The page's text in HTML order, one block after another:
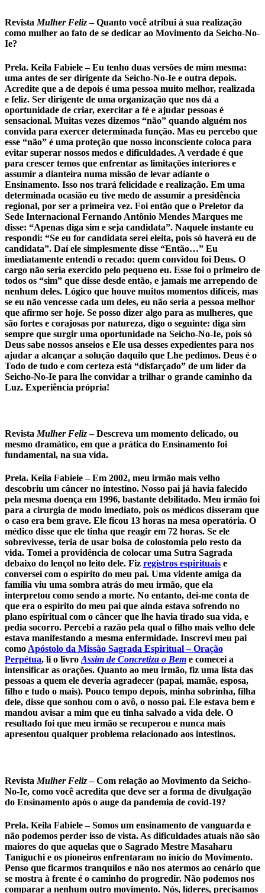
RevistaMulher Feliz–Quanto você atribui à sua realização
como mulher ao fato de se dedicar ao Movimento da Seicho-No-
Ie?
Prela. Keila Fabiele –Eu tenho duas versões de mim mesma:
uma antes de ser dirigente da Seicho-No-Ie e outra depois.
Acredite que a de depois é uma pessoa muito melhor, realizada
e feliz. Ser dirigente de uma organização que nos dá a
oportunidade de criar, exercitar a fé e ajudar pessoas é
sensacional. Muitas vezes dizemos “não” quando alguém nos
convida para exercer determinada função. Mas eu percebo que
esse “não” é uma proteção que nosso inconsciente coloca para
evitar superar nossos medos e dificuldades. A verdade é que
para crescer temos que enfrentar as limitações interiores e
assumir a dianteira numa missão de levar adiante o
Ensinamento. Isso nos trará felicidade e realização. Em uma
determinada ocasião eu tive medo de assumir a presidência
regional, por ser a primeira vez. Foi então que o Preletor da
Sede Internacional Fernando Antônio Mendes Marques me
disse: “Apenas diga sim e seja candidata”. Naquele instante eu
respondi: “Se eu for candidata serei eleita, pois só haverá eu de
candidata”. Daí ele simplesmente disse “Então…” Eu
imediatamente entendi o recado: quem convidou foi Deus. O
cargo não seria exercido pelo pequeno eu. Esse foi o primeiro de
todos os “sim” que disse desde então, e jamais me arrependo de
nenhum deles. Lógico que houve muitos momentos difíceis, mas
se eu não vencesse cada um deles, eu não seria a pessoa melhor
que afirmo ser hoje. Se posso dizer algo para as mulheres, que
são fortes e corajosas por natureza, digo o seguinte: diga sim
sempre que surgir uma oportunidade na Seicho-No-Ie, pois só
Deus sabe nossos anseios e Ele usa desses expedientes para nos
ajudar a alcançar a solução daquilo que Lhe pedimos. Deus é o
Todo de tudo e com certeza está “disfarçado” de um líder da
Seicho-No-Ie para lhe convidar a trilhar o grande caminho da
Luz. Experiência própria!
Revista Mulher Feliz–Descreva um momento delicado, ou
mesmo dramático, em que a prática do Ensinamento foi
fundamental, na sua vida.
Prela. Keila Fabiele –Em 2002, meu irmão mais velho
descobriu um câncer no intestino. Nosso pai já havia falecido
pela mesma doença em 1996, bastante debilitado. Meu irmão foi
para a cirurgia de modo imediato, pois os médicos disseram que
o caso era bem grave. Ele ficou 13 horas na mesa operatória. O
médico disse que ele tinha que reagir em 72 horas. Se ele
sobrevivesse, teria de usar bolsa de colostomia pelo resto da
vida. Tomei a providência de colocar uma Sutra Sagrada
debaixo do lençol no leito dele. Fiz registros espirituais e
conversei com o espírito do meu pai. Uma vidente amiga da
família viu uma sombra atrás do meu irmão, que ela
interpretou como sendo a morte. No entanto, dei-me conta de
que era o espírito do meu pai que ainda estava sofrendo no
plano espiritual com o câncer que lhe havia tirado sua vida, e
pedia socorro. Percebi a razão pela qual o filho mais velho dele
estava manifestando a mesma enfermidade. Inscrevi meu pai
comoApóstolo da Missão Sagrada Espiritual – Oração
Perpétua, li o livroAssim de Concretiza o Bem e comecei a
intensificar as orações. Quanto ao meu irmão, fiz uma lista das
pessoas a quem ele deveria agradecer (papai, mamãe, esposa,
filho e tudo o mais). Pouco tempo depois, minha sobrinha, filha
dele, disse que sonhou com o avô, o nosso pai. Ele estava bem e
mandou avisar a mim que eu tinha salvado a vida dele. O
resultado foi que meu irmão se recuperou e nunca mais
apresentou qualquer problema relacionado aos intestinos.
Revista Mulher Feliz–Com relação ao Movimento da Seicho-
No-Ie, como você acredita que deve ser a forma de divulgação
do Ensinamento após o auge da pandemia de covid-19?
Prela. Keila Fabiele –Somos um ensinamento de vanguarda e
não podemos perder isso de vista. As dificuldades atuais não são
maiores do que aquelas que o Sagrado Mestre Masaharu
Taniguchi e os pioneiros enfrentaram no início do Movimento.
Penso que ficarmos tranquilos e não nos atermos ao cenário que
se mostra à frente é o caminho do progredir. Não podemos nos
comparar a nenhum outro movimento. Nós, líderes, precisamos